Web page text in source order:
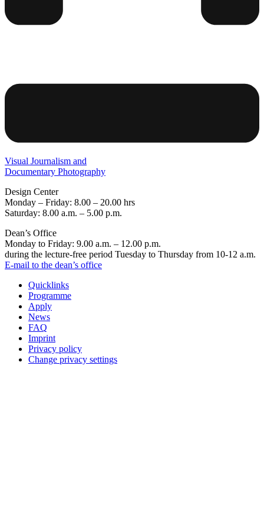
Visual Journalism and
Documentary Photography
Design Center
Monday – Friday: 8.00 – 20.00 hrs
Saturday: 8.00 a.m. – 5.00 p.m.
Dean’s Office
Monday to Friday: 9.00 a.m. – 12.00 p.m.
during the lecture-free period Tuesday to Thursday from 10-12 a.m.
E-mail to the dean’s office
Quicklinks
Programme
Apply
News
FAQ
Imprint
Privacy policy
Change privacy settings